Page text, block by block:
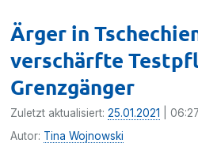
Ärger in
verschärfte
Grenzgänger
Zuletzt aktualisiert:25.01.2021
|
Autor: Tina Wojnowski